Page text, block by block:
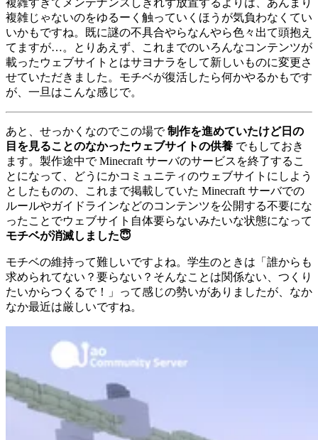
複雑じゃないのをゆるーく触っていくほうが気負わなくてい
いかもですね。既に謎の不具合やらなんやら色々出て頭抱え
てますが…。とりあえず、これまでのいろんなコンテンツが
載ったウェブサイトとはサヨナラをして新しいものに変更さ
せていただきました。モチベが復活したら何かやるかもです
が、一旦はこんな感じで。
あと、せっかくなのでこの場で制作を進めていたけど日の
目を見ることのなかったウェブサイトの供養 でもしておき
ます。製作途中で Minecraft サーバのサービスを終了するこ
とになって、どうにかコミュニティのウェブサイトにしよう
としたものの、これまで掲載していた Minecraft サーバでの
ルールやガイドラインなどのコンテンツを公開する不要にな
ったことでウェブサイト自体要らないみたいな状態になって
モチベが消滅しました😇
モチベの維持って難しいですよね。学生のときは「誰からも
求められてない？要らない？そんなことは関係ない、つくり
たいからつくるで！」って感じの勢いがありましたが、なか
なか最近は厳しいですね。